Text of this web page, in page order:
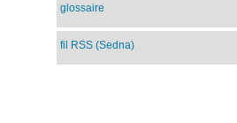
glossaire
fil RSS (Sedna)